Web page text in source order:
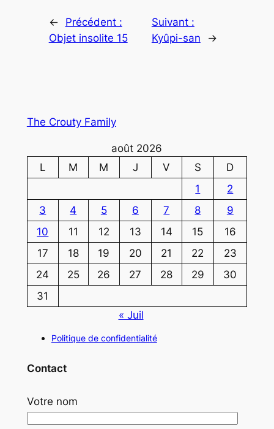
←
Précédent :
Objet insolite 15
Suivant :
Kyûpi-san
→
The Crouty Family
août 2026
L
M M J V S
D
1
2
3
4 5 6 7 8
9
10
11 12 13 14 15
16
17
18 19 20 21 22
23
24
25 26 27 28 29
30
31
« Juil
Politique de confidentialité
Contact
Votre nom